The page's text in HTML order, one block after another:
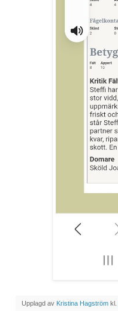
Upplagd av Kristina Hagström kl.